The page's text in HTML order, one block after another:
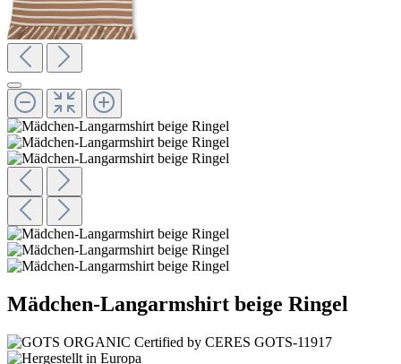
Mädchen-Langarmshirt beige Ringel